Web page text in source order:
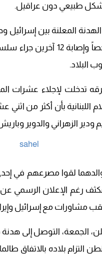
بشكل طبيعي دون عراقيل.
الهدنة المعلنة بين إسرائيل
المدني اللبناني مقتل 16
البلاد.
تدخلت لإجلاء عشرات
اللبنانية بأن أكثر من
الزهراني والدوير
لقوا مصرعهم في إحدى
الإعلان الرسمي عن
مشاورات مع إسرائيل
الجمعة، التوصل إلى هدنة
التزام بلاده بالاتفاق